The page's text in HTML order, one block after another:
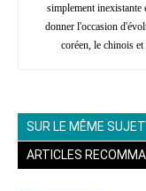
simplement inexistante
donner l'occasion
coréen, le chinois et
SUR LE MÊME SUJET
ARTICLES